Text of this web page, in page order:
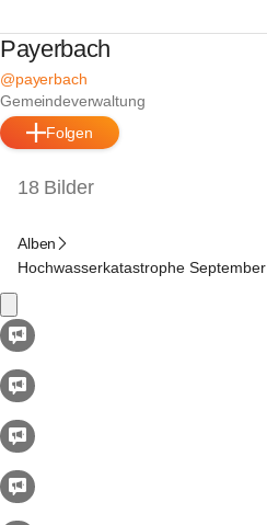
Payerbach
@payerbach
Gemeindeverwaltung
Folgen
18 Bilder
Alben
Hochwasserkatastrophe September